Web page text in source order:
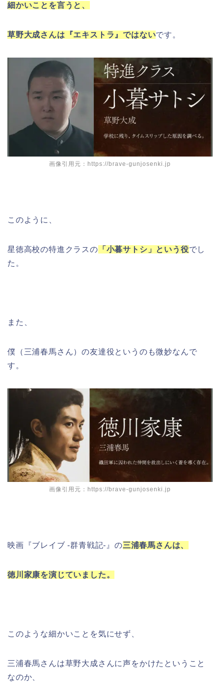
細かいことを言うと、
草野大成さんは『エキストラ』ではないです。
画像引用元：https://brave-gunjosenki.jp
このように、
星徳高校の特進クラスの 「小暮サトシ」という役でし
た。
また、
僕（三浦春馬さん）の友達役というのも微妙なんで
す。
画像引用元：https://brave-gunjosenki.jp
映画『ブレイブ -群青戦記-』の三浦春馬さんは、
徳川家康を演じていました。
このような細かいことを気にせず、
三浦春馬さんは草野大成さんに声をかけたということ
なのか、